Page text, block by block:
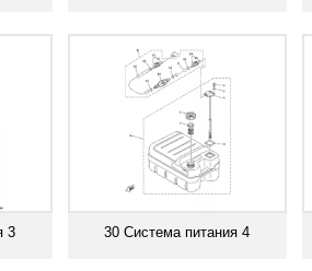
3 30 Система питания 4